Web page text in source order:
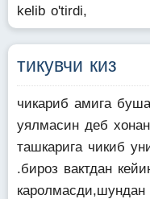
kelib o'tirdi,
тикувчи киз
чикариб амига
уялмасин деб
ташкарига чикиб
.бироз вактдан